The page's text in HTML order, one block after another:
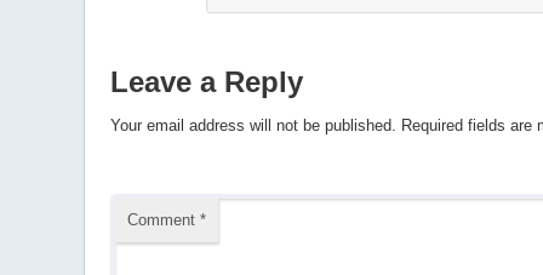
Leave a Reply
Your email address will not be published. Required fields are
Comment *